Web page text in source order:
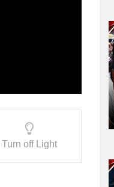
Turn off Light